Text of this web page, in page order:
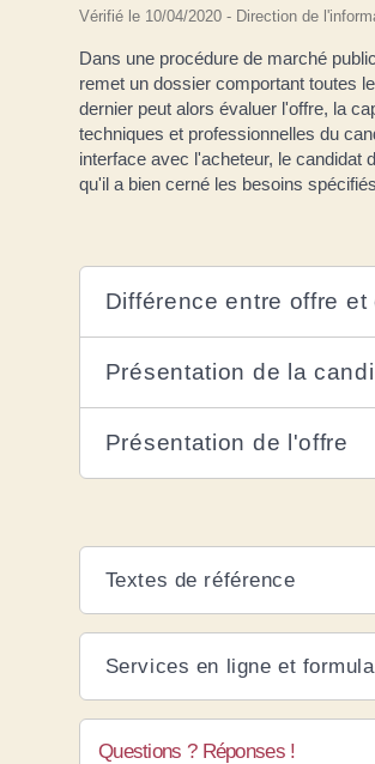
Vérifié le 10/04/2020 - Direction de
Dans une procédure de marché
remet un dossier comportant toutes
dernier peut alors évaluer l'offre, la
techniques et professionnelles du
interface avec l'acheteur, le candidat
qu'il a bien cerné les besoins
Différence entre offre et
Présentation de la
Présentation de l'offre
Textes de référence
Services en ligne et
Questions ? Réponses !